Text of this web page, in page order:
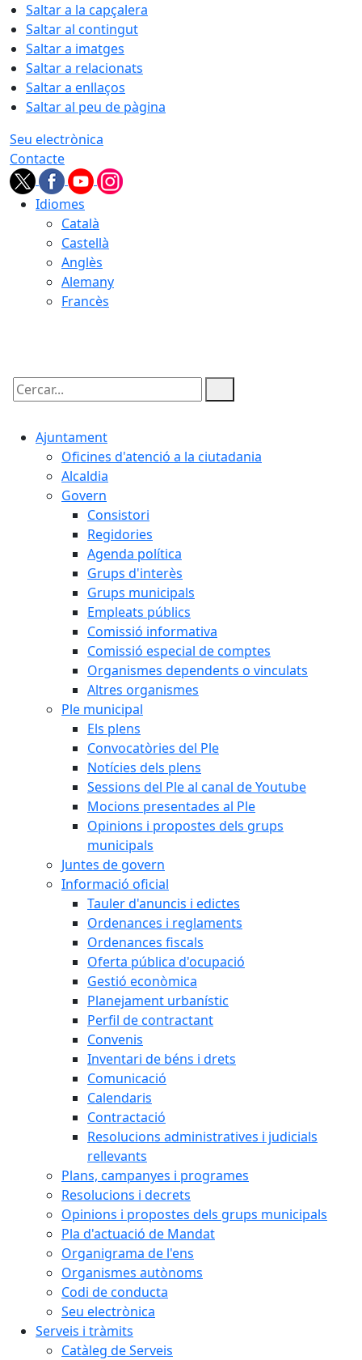
Saltar a la capçalera
Saltar al contingut
Saltar a imatges
Saltar a relacionats
Saltar a enllaços
Saltar al peu de pàgina
Seu electrònica
Contacte
Idiomes
Català
Castellà
Anglès
Alemany
Francès
Cercar:
Ajuntament
Oficines d'atenció a la ciutadania
Alcaldia
Govern
Consistori
Regidories
Agenda política
Grups d'interès
Grups municipals
Empleats públics
Comissió informativa
Comissió especial de comptes
Organismes dependents o vinculats
Altres organismes
Ple municipal
Els plens
Convocatòries del Ple
Notícies dels plens
Sessions del Ple al canal de Youtube
Mocions presentades al Ple
Opinions i propostes dels grups
municipals
Juntes de govern
Informació oficial
Tauler d'anuncis i edictes
Ordenances i reglaments
Ordenances fiscals
Oferta pública d'ocupació
Gestió econòmica
Planejament urbanístic
Perfil de contractant
Convenis
Inventari de béns i drets
Comunicació
Calendaris
Contractació
Resolucions administratives i judicials
rellevants
Plans, campanyes i programes
Resolucions i decrets
Opinions i propostes dels grups municipals
Pla d'actuació de Mandat
Organigrama de l'ens
Organismes autònoms
Codi de conducta
Seu electrònica
Serveis i tràmits
Catàleg de Serveis